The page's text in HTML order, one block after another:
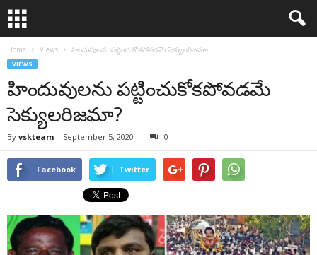
Home Views హిందువులను పట్టించుకోకపోవడమే సెక్యులరిజమా?
VIEWS
హిందువులను పట్టించుకోకపోవడమే
సెక్యులరిజమా?
By vskteam - September 5, 2020 0
Facebook Twitter